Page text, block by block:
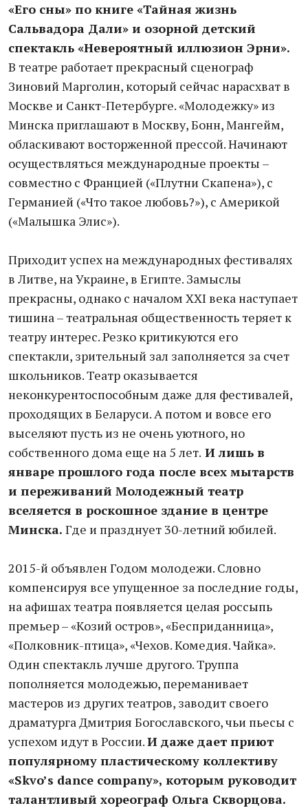
«Его сны» по книге «Тайная жизнь
Сальвадора Дали» и озорной детский
спектакль «Невероятный иллюзион Эрни».
В театре работает прекрасный сценограф
Зиновий Марголин, который сейчас нарасхват в
Москве и Санкт-Петербурге. «Молодежку» из
Минска приглашают в Москву, Бонн, Мангейм,
обласкивают восторженной прессой. Начинают
осуществляться международные проекты –
совместно с Францией («Плутни Скапена»), с
Германией («Что такое любовь?»), с Америкой
(«Малышка Элис»).
Приходит успех на международных фестивалях
в Литве, на Украине, в Египте. Замыслы
прекрасны, однако с началом ХХІ века наступает
тишина – театральная общественность теряет к
театру интерес. Резко критикуются его
спектакли, зрительный зал заполняется за счет
школьников. Театр оказывается
неконкурентоспособным даже для фестивалей,
проходящих в Беларуси. А потом и вовсе его
выселяют пусть из не очень уютного, но
собственного дома еще на 5 лет. И лишь в
январе прошлого года после всех мытарств
и переживаний Молодежный театр
вселяется в роскошное здание в центре
Минска. Где и празднует 30-летний юбилей.
2015-й объявлен Годом молодежи. Словно
компенсируя все упущенное за последние годы,
на афишах театра появляется целая россыпь
премьер – «Козий остров», «Бесприданница»,
«Полковник-птица», «Чехов. Комедия. Чайка».
Один спектакль лучше другого. Труппа
пополняется молодежью, переманивает
мастеров из других театров, заводит своего
драматурга Дмитрия Богославского, чьи пьесы с
успехом идут в России.И даже дает приют
популярному пластическому коллективу
«Skvo’s dance company», которым руководит
талантливый хореограф Ольга Скворцова.